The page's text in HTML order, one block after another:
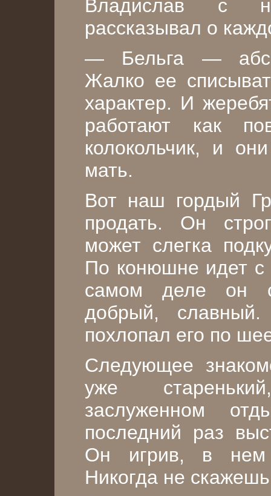
Владислав с
рассказывал о
— Бельга —
Жалко ее
характер. И
работают как
колокольчик, и
мать.
Вот наш гордый
продать. Он
может слегка
По конюшне идет с
самом деле он
добрый,
похлопал его по
Следующее
уже
заслуженном
последний раз
Он игрив, в нем
Никогда не